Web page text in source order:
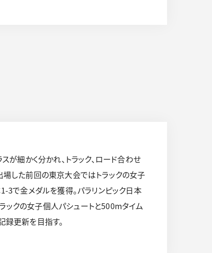
が細かく分かれ、トラック、ロード合わせ
した前回の東京大会ではトラックの女子
3で金メダルを獲得。パラリンピック日本
ックの女子個人パシュートと500mタイム
録更新を目指す。